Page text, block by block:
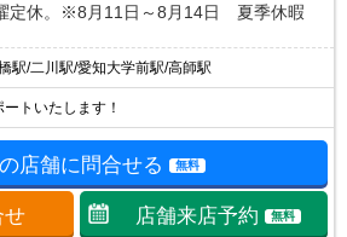
定休。※8月11日～8月14日 夏季休暇
駅/二川駅/愛知大学前駅/高師駅
トいたします！
店舗に問合せる 無料
せ 店舗来店予約 無料